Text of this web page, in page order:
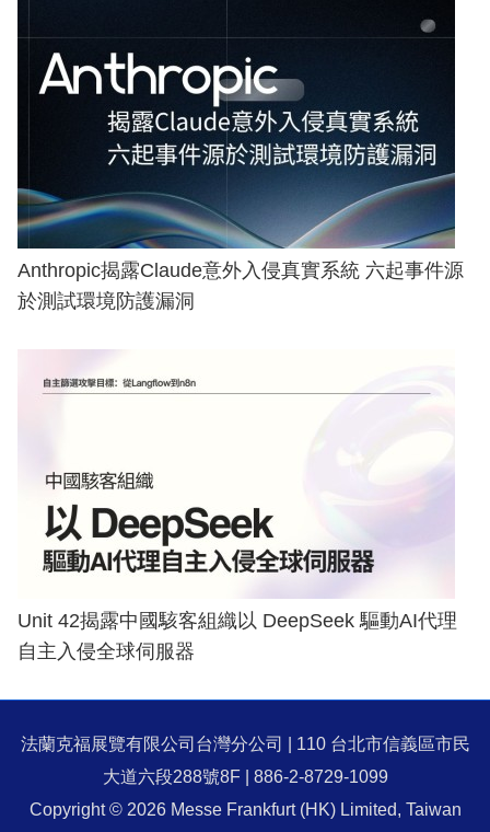
Anthropic揭露Claude意外入侵真實系統 六起事件源
於測試環境防護漏洞
Unit 42揭露中國駭客組織以 DeepSeek 驅動AI代理
自主入侵全球伺服器
法蘭克福展覽有限公司台灣分公司 | 110 台北市信義區市民
大道六段288號8F | 886-2-8729-1099
Copyright © 2026 Messe Frankfurt (HK) Limited, Taiwan